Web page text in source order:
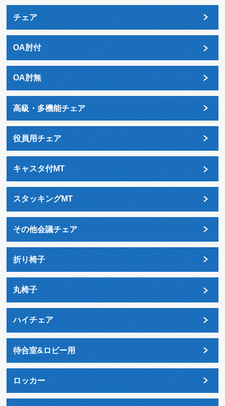
チェア
OA肘付
OA肘無
高級・多機能チェア
役員用チェア
キャスタ付MT
スタッキングMT
その他会議チェア
折り椅子
丸椅子
ハイチェア
待合室&ロビー用
ロッカー